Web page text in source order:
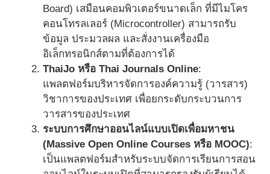
Board) เสมือนคอมพิวเตอร์ขนาดเล็ก ที่มีไมโคร
คอนโทรลเลอร์ (Microcontroller) สามารถรับ
ข้อมูล ประมวลผล และสั่งงานเครื่องมือ
อิเล็กทรอนิกส์ตามที่ต้องการได้
ThaiJo หรือ Thai Journals Online:
แพลตฟอร์มบริหารจัดการองค์ความรู้ (วารสาร)
วิชาการของประเทศ เพื่อยกระดับกระบวนการ
วารสารของประเทศ
ระบบการศึกษาออนไลน์แบบเปิดเพื่อมหาชน
(Massive Open Online Courses หรือ MOOC):
เป็นแพลตฟอร์มสำหรับระบบจัดการเรียนการสอน